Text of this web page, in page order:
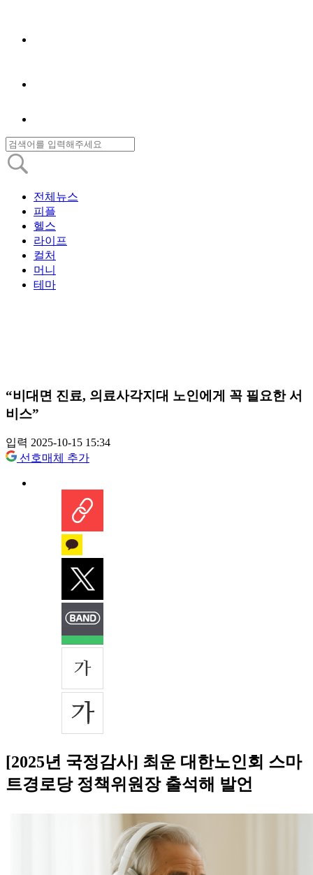
전체뉴스
피플
헬스
라이프
컬처
머니
테마
“비대면 진료, 의료사각지대 노인에게 꼭 필요한 서
비스”
입력 2025-10-15 15:34
선호매체 추가
[2025년 국정감사] 최운 대한노인회 스마
트경로당 정책위원장 출석해 발언